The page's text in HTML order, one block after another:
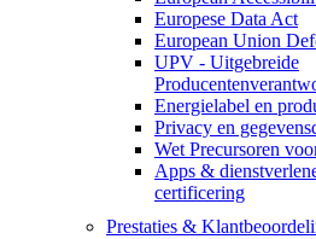
Europese Data Act
European Union
UPV - Uitgebreide
Energielabel en
Privacy en
Wet Precursoren
Apps &
certificering
Prestaties &